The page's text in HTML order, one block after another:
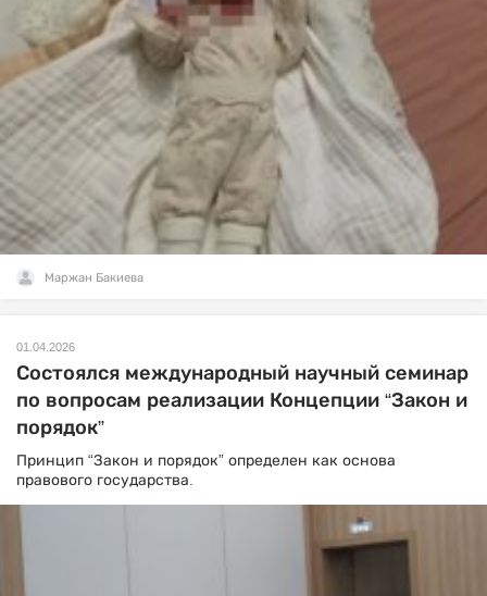
Маржан Бакиева
01.04.2026
Состоялся международный научный семинар
по вопросам реализации Концепции “Закон и
порядок”
Принцип “Закон и порядок” определен как основа
правового государства.